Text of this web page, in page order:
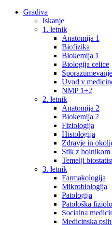
Gradiva
Iskanje
1. letnik
Anatomija 1
Biofizika
Biokemija 1
Biologija celice
Sporazumevanje
Uvod v
NMP 1+2
2. letnik
Anatomija 2
Biokemija 2
Fiziologija
Histologija
Zdravje in
Stik z bolnikom
Temelji
3. letnik
Farmakologija
Mikrobiologija
Patologija
Patološka
Socialna
Medicinska